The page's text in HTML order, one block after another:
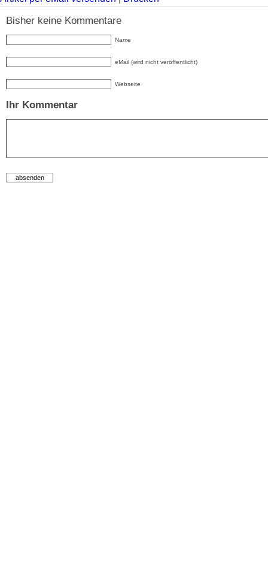
Bisher keine Kommentare
Name
eMail (wird nicht veröffentlicht)
Webseite
Ihr Kommentar